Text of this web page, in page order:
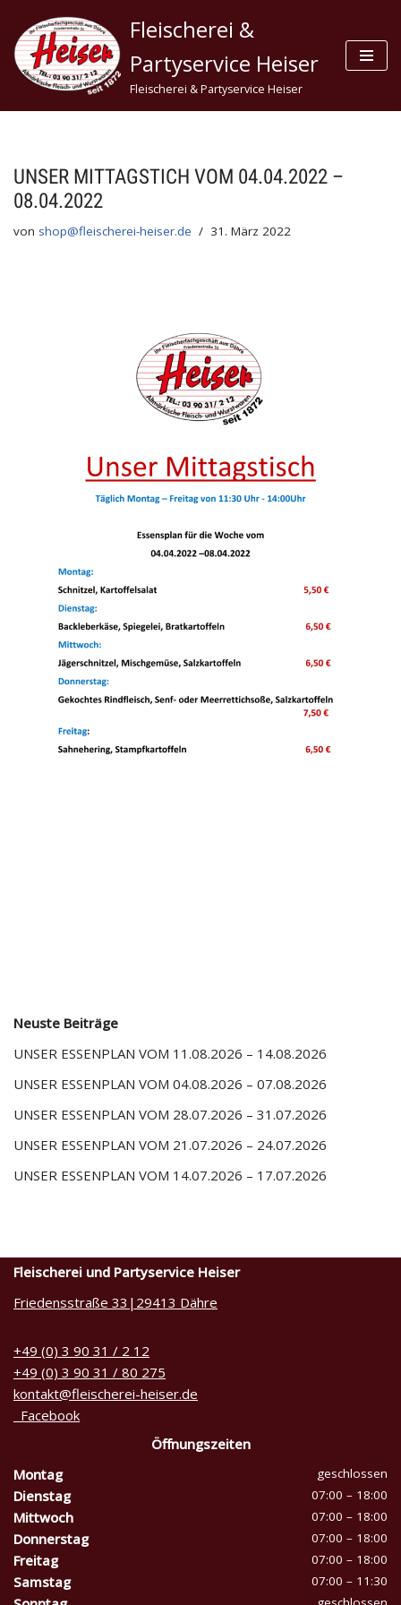
Zum
Inhalt
springen
Fleischerei &
Partyservice Heiser
Fleischerei & Partyservice Heiser
UNSER MITTAGSTICH VOM 04.04.2022 –
08.04.2022
von shop@fleischerei-heiser.de 31. März 2022
Neuste Beiträge
UNSER ESSENPLAN VOM 11.08.2026 – 14.08.2026
UNSER ESSENPLAN VOM 04.08.2026 – 07.08.2026
UNSER ESSENPLAN VOM 28.07.2026 – 31.07.2026
UNSER ESSENPLAN VOM 21.07.2026 – 24.07.2026
UNSER ESSENPLAN VOM 14.07.2026 – 17.07.2026
Fleischerei und Partyservice Heiser
Friedensstraße 33|29413 Dähre
+49 (0) 3 90 31 / 2 12
+49 (0) 3 90 31 / 80 275
kontakt@fleischerei-heiser.de
Facebook
Öffnungszeiten
Montag
geschlossen
Dienstag 07:00 – 18:00
Mittwoch 07:00 – 18:00
Donnerstag 07:00 – 18:00
Freitag 07:00 – 18:00
Samstag 07:00 – 11:30